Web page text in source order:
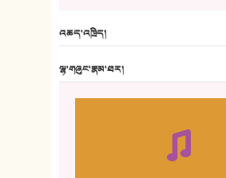
10. ཆང་གཞས། ༣
འཆད་འཁྲིད།
ལྷ་གཞུང་རྣམ་ཐར།